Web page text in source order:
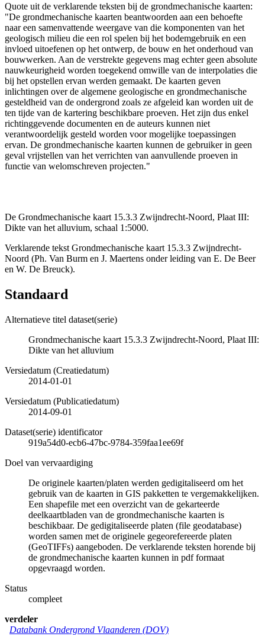
Quote uit de verklarende teksten bij de grondmechanische kaarten:
"De grondmechanische kaarten beantwoorden aan een behoefte
naar een samenvattende weergave van die komponenten van het
geologisch milieu die een rol spelen bij het bodemgebruik en een
invloed uitoefenen op het ontwerp, de bouw en het onderhoud van
bouwwerken. Aan de verstrekte gegevens mag echter geen absolute
nauwkeurigheid worden toegekend omwille van de interpolaties die
bij het opstellen ervan werden gemaakt. De kaarten geven
inlichtingen over de algemene geologische en grondmechanische
gesteldheid van de ondergrond zoals ze afgeleid kan worden uit de
ten tijde van de kartering beschikbare proeven. Het zijn dus enkel
richtinggevende documenten en de auteurs kunnen niet
verantwoordelijk gesteld worden voor mogelijke toepassingen
ervan. De grondmechanische kaarten kunnen de gebruiker in geen
geval vrijstellen van het verrichten van aanvullende proeven in
functie van welomschreven projecten."
De Grondmechanische kaart 15.3.3 Zwijndrecht-Noord, Plaat III:
Dikte van het alluvium, schaal 1:5000.
Verklarende tekst Grondmechanische kaart 15.3.3 Zwijndrecht-
Noord (Ph. Van Burm en J. Maertens onder leiding van E. De Beer
en W. De Breuck).
Standaard
Alternatieve titel dataset(serie)
Grondmechanische kaart 15.3.3 Zwijndrecht-Noord, Plaat III:
Dikte van het alluvium
Versiedatum (Creatiedatum)
2014-01-01
Versiedatum (Publicatiedatum)
2014-09-01
Dataset(serie) identificator
919a54d0-ecb6-47bc-9784-359faa1ee69f
Doel van vervaardiging
De originele kaarten/platen werden gedigitaliseerd om het
gebruik van de kaarten in GIS pakketten te vergemakkelijken.
Een shapefile met een overzicht van de gekarteerde
deelkaartbladen van de grondmechanische kaarten is
beschikbaar. De gedigitaliseerde platen (file geodatabase)
worden samen met de originele gegeorefereerde platen
(GeoTIFFs) aangeboden. De verklarende teksten horende bij
de grondmechanische kaarten kunnen in pdf formaat
opgevraagd worden.
Status
compleet
verdeler
Databank Ondergrond Vlaanderen (DOV)